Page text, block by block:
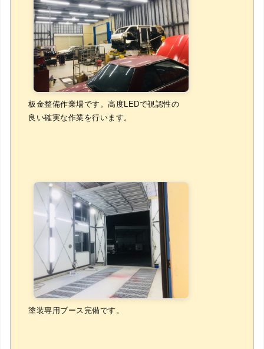
板金整備作業場です。高度LEDで視認性の
良い確実な作業を行います。
塗装専用ブース完備です。